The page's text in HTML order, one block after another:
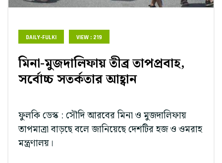
DAILY-FULKI VIEW : 219
মিনা-মুজদালিফায় তীব্র তাপপ্রবাহ,
সর্বোচ্চ সতর্কতার আহ্বান
ফুলকি ডেস্ক : সৌদি আরবের মিনা ও মুজদালিফায়
তাপমাত্রা বাড়ছে বলে জানিয়েছে দেশটির হজ ও ওমরাহ
মন্ত্রণালয়।